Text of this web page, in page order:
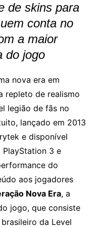
de skins para
conta no
a maior
do jogo
nova era em
repleto de realismo
legião de fãs no
lançado em 2013
e disponível
PlayStation 3 e
do
aos jogadores
Nova Era, a
jogo, que consiste
da Level